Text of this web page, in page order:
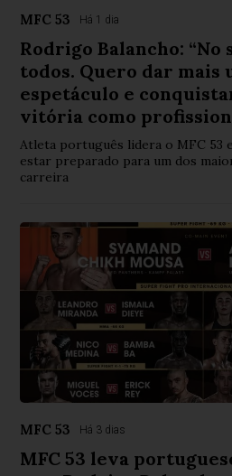
MFC 53 Há 1 dia
Rodrigo Balancho: “No
todos. Quero dar mais
espetáculo e
vitória como
Atleta português lidera o MFC 53
estar preparado para um dos
carreira
MFC 53 Há 3 dias
MFC 53 leva